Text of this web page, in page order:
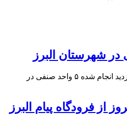
محمد نصیری گفت: در ۴۵ بازدید انجام شده ۵ واحد صنفی در
از فرودگاه پیام البرز